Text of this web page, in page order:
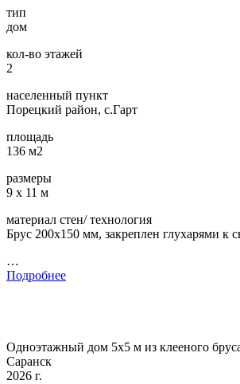
тип
дом
кол-во этажей
2
населенный пункт
Порецкий район, с.Гарт
площадь
136 м2
размеры
9 х 11 м
материал стен/ технология
Брус 200х150 мм, закреплен глухарями к
…
Подробнее
Одноэтажный дом 5х5 м из клееного
Саранск
2026 г.